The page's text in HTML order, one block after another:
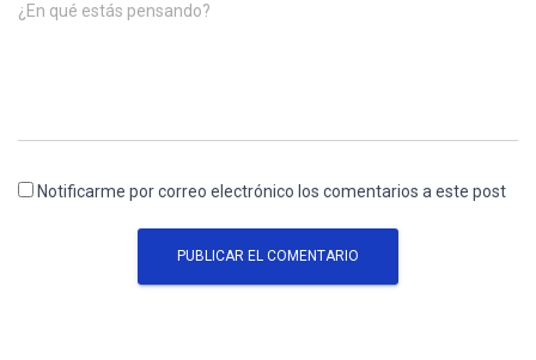
¿En qué estás pensando?
Notificarme por correo electrónico los comentarios a este post